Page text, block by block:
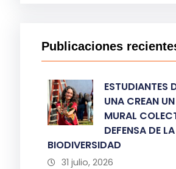
Publicaciones
ESTUDIANTES
UNA CREAN
MURAL
DEFENSA DE LA
BIODIVERSIDAD
31 julio, 2026